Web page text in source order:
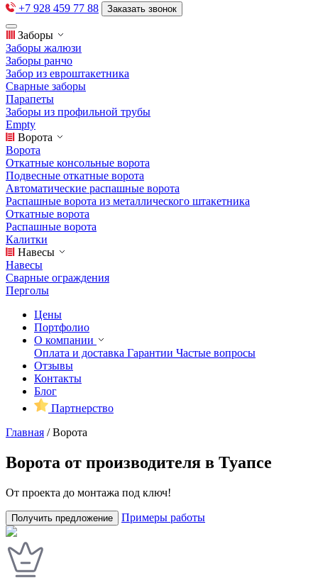
+7 928 459 77 88 Заказать звонок
Заборы
Заборы жалюзи
Заборы ранчо
Забор из евроштакетника
Сварные заборы
Парапеты
Заборы из профильной трубы
Empty
Ворота
Ворота
Откатные консольные ворота
Подвесные откатные ворота
Автоматические распашные ворота
Распашные ворота из металлического штакетника
Откатные ворота
Распашные ворота
Калитки
Навесы
Навесы
Сварные ограждения
Перголы
Цены
Портфолио
О компании
Оплата и доставка Гарантии Частые вопросы
Отзывы
Контакты
Блог
Партнерство
Главная /Ворота
Ворота от производителя в Туапсе
От проекта до монтажа под ключ!
Получить предложение Примеры работы